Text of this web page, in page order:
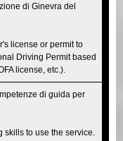
di Ginevra del
license or permit to
Driving Permit based
license, etc.).
di guida per
to use the service.